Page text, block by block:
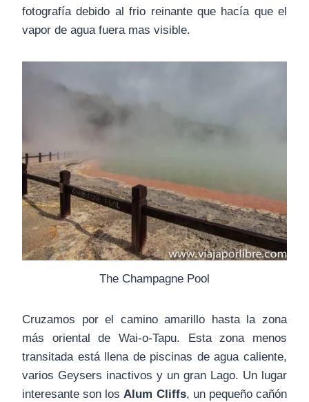
fotografía debido al frio reinante que hacía que el
vapor de agua fuera mas visible.
The Champagne Pool
Cruzamos por el camino amarillo hasta la zona
más oriental de Wai-o-Tapu. Esta zona menos
transitada está llena de piscinas de agua caliente,
varios Geysers inactivos y un gran Lago. Un lugar
interesante son losAlum Cliffs, un pequeño cañón